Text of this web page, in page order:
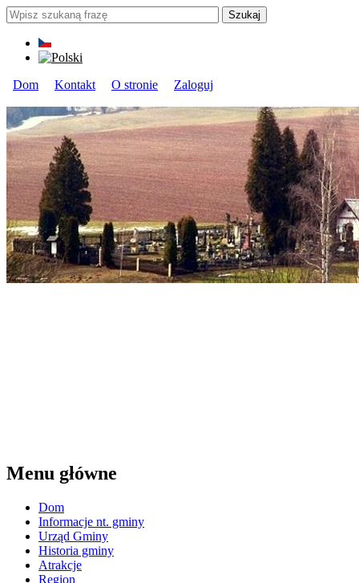
Przejdź do treści
Formularz wyszukiwania
Szukaj
Menu główne
Dom Kontakt O stronie Zaloguj
Menu główne
Dom
Informacje nt. gminy
Urząd Gminy
Historia gminy
Atrakcje
Region